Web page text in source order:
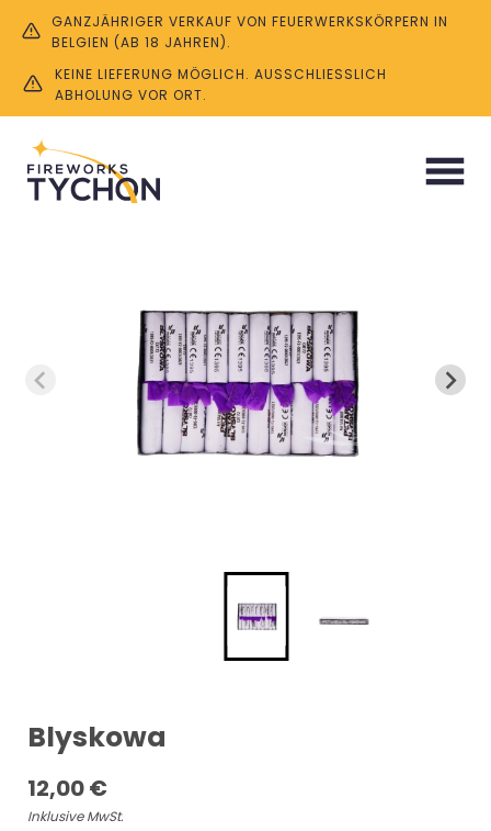
GANZJÄHRIGER VERKAUF VON FEUERWERKSKÖRPERN IN
BELGIEN (AB 18 JAHREN).
KEINE LIEFERUNG MÖGLICH. AUSSCHLIESSLICH A
BHOLUNG VOR ORT.
Start/Böller & Knaller
Blyskowa
12,00€
Inklusive MwSt.